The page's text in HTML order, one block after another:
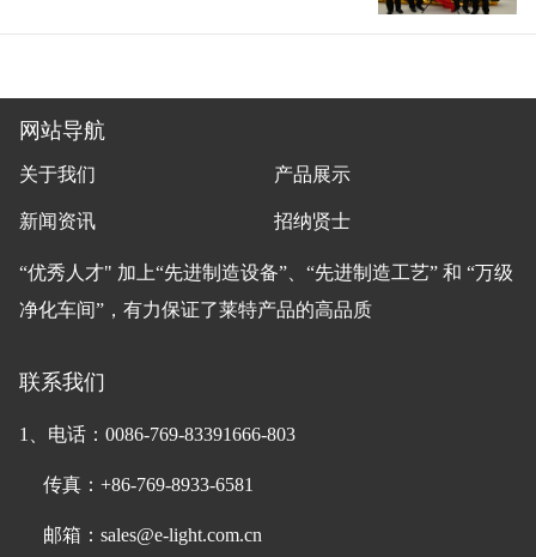
网站导航
关于我们
新闻资讯
产品展示
招纳贤士
“优秀人才" 加上“先进制造设备”、“先进制造工艺” 和 “万级
净化车间”，有力保证了莱特产品的高品质
联系我们
1、电话：0086-769-83391666-803
传真：+86-769-8933-6581
邮箱：sales@e-light.com.cn